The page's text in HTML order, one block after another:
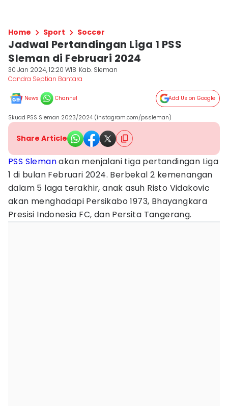
Home Sport Soccer
Jadwal Pertandingan Liga 1 PSS
Sleman di Februari 2024
30 Jan 2024, 12:20 WIB Kab. Sleman
Candra Septian Bantara
News Channel Add Us on Google
Skuad PSS Sleman 2023/2024 (instagram.com/pssleman)
Share Article
PSS Slemanakan menjalani tiga pertandingan Liga
1 di bulan Februari 2024. Berbekal 2 kemenangan
dalam 5 laga terakhir, anak asuh Risto Vidakovic
akan menghadapi Persikabo 1973, Bhayangkara
Presisi Indonesia FC, dan Persita Tangerang.